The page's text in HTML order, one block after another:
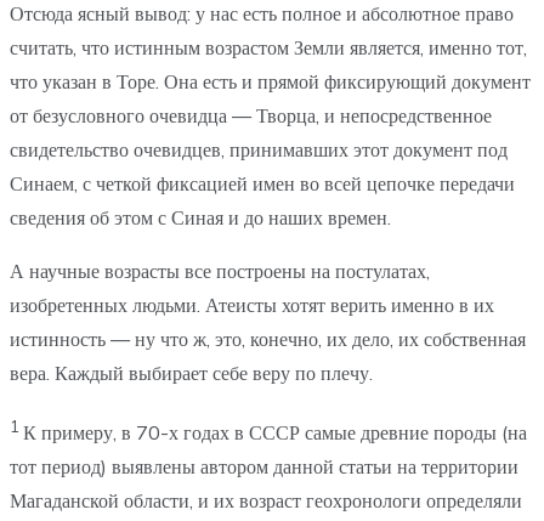
Отсюда ясный вывод: у нас есть полное и абсолютное право
считать, что истинным возрастом Земли является, именно тот,
что указан в Торе. Она есть и прямой фиксирующий документ
от безусловного очевидца — Творца, и непосредственное
свидетельство очевидцев, принимавших этот документ под
Синаем, с четкой фиксацией имен во всей цепочке передачи
сведения об этом с Синая и до наших времен.
А научные возрасты все построены на постулатах,
изобретенных людьми. Атеисты хотят верить именно в их
истинность — ну что ж, это, конечно, их дело, их собственная
вера. Каждый выбирает себе веру по плечу.
1 К примеру, в 70-х годах в СССР самые древние породы (на
тот период) выявлены автором данной статьи на территории
Магаданской области, и их возраст геохронологи определяли